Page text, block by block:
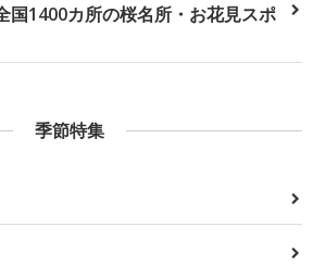
国1400カ所の桜名所・お花見スポ
季節特集